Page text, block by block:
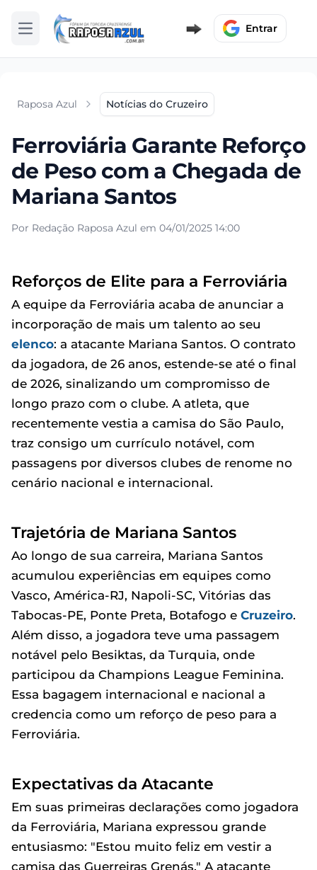
Abrir menu Entrar
Raposa Azul Notícias do Cruzeiro
Ferroviária Garante Reforço
de Peso com a Chegada de
Mariana Santos
Por Redação Raposa Azul em 04/01/2025 14:00
Reforços de Elite para a Ferroviária
A equipe da Ferroviária acaba de anunciar a
incorporação de mais um talento ao seu
elenco: a atacante Mariana Santos. O contrato
da jogadora, de 26 anos, estende-se até o final
de 2026, sinalizando um compromisso de
longo prazo com o clube. A atleta, que
recentemente vestia a camisa do São Paulo,
traz consigo um currículo notável, com
passagens por diversos clubes de renome no
cenário nacional e internacional.
Trajetória de Mariana Santos
Ao longo de sua carreira, Mariana Santos
acumulou experiências em equipes como
Vasco, América-RJ, Napoli-SC, Vitórias das
Tabocas-PE, Ponte Preta, Botafogo e Cruzeiro.
Além disso, a jogadora teve uma passagem
notável pelo Besiktas, da Turquia, onde
participou da Champions League Feminina.
Essa bagagem internacional e nacional a
credencia como um reforço de peso para a
Ferroviária.
Expectativas da Atacante
Em suas primeiras declarações como jogadora
da Ferroviária, Mariana expressou grande
entusiasmo: "Estou muito feliz em vestir a
camisa das Guerreiras Grenás." A atacante